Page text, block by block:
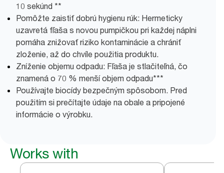
10 sekúnd **
Pomôžte zaistiť dobrú hygienu rúk: Hermeticky
uzavretá fľaša s novou pumpičkou pri každej náplni
pomáha znižovať riziko kontaminácie a chrániť
zloženie, až do chvíle použitia produktu.
Zníženie objemu odpadu: Fľaša je stlačiteľná, čo
znamená o 70 % menší objem odpadu​***
Používajte biocídy bezpečným spôsobom. Pred
použitím si prečítajte údaje na obale a pripojené
informácie o výrobku.
Works with